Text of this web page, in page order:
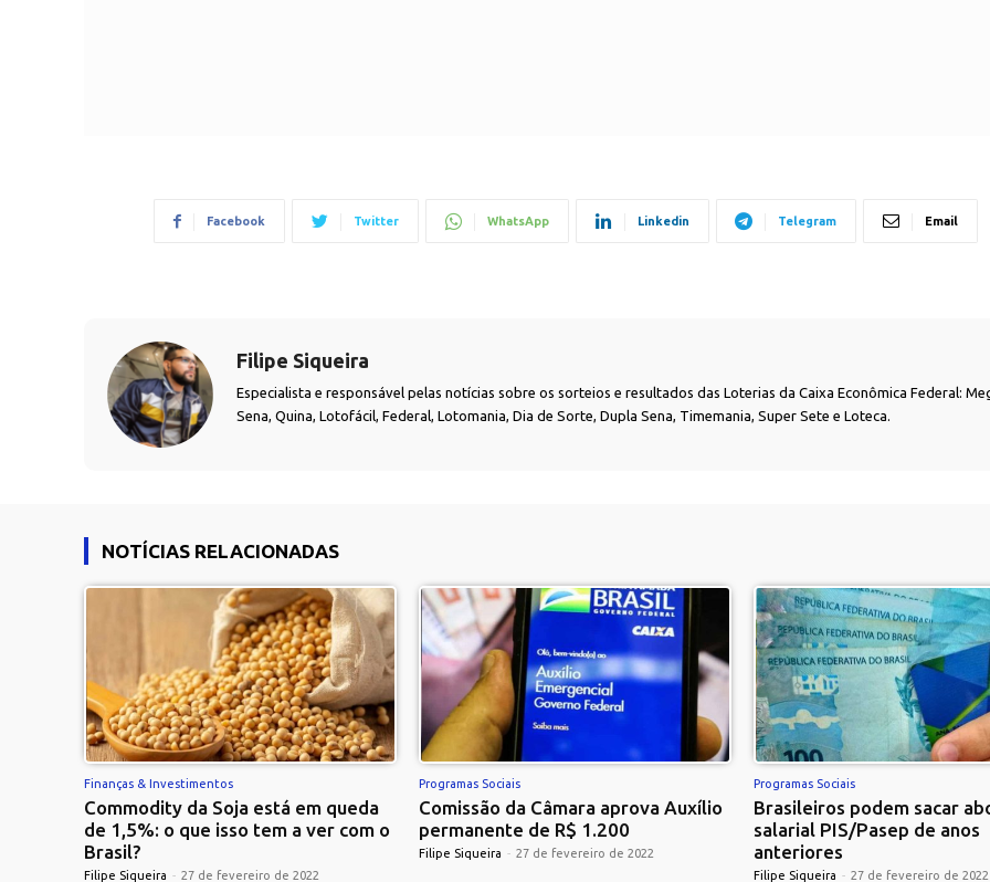
Facebook Twitter WhatsApp Linkedin Telegram Email
Filipe Siqueira
Especialista e responsável pelas notícias sobre os sorteios e resultados das Loterias da Caixa Econômica Federal:
Sena, Quina, Lotofácil, Federal, Lotomania, Dia de Sorte, Dupla Sena, Timemania, Super Sete e Loteca.
NOTÍCIAS RELACIONADAS
Finanças & Investimentos
Commodity da Soja está em queda
de 1,5%: o que isso tem a ver com o
Brasil?
Filipe Siqueira - 27 de fevereiro de 2022
Programas Sociais
Comissão da Câmara aprova Auxílio
permanente de R$ 1.200
Filipe Siqueira - 27 de fevereiro de 2022
Programas Sociais
Brasileiros podem sacar
salarial PIS/Pasep de anos
anteriores
Filipe Siqueira - 27 de fevereiro de 2022